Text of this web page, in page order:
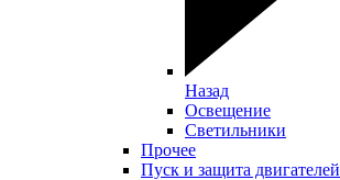
Назад
Освещение
Светильники
Прочее
Пуск и защита двигателей